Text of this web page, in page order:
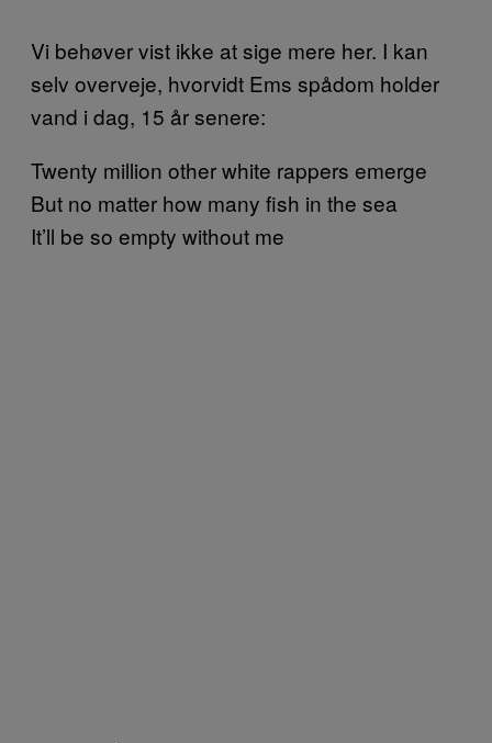
Vi behøver vist ikke at sige mere her. I kan
selv overveje, hvorvidt Ems spådom holder
vand i dag, 15 år senere:
Twenty million other white rappers emerge
But no matter how many fish in the sea
It’ll be so empty without me